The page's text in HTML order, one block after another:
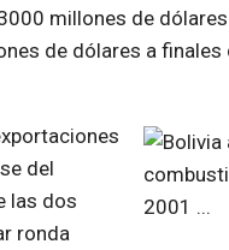
millones de
de dólares a
del
las dos
ronda